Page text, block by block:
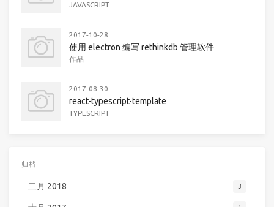
JAVASCRIPT
2017-10-28
使用 electron 编写 rethinkdb 管理软件
作品
2017-08-30
react-typescript-template
TYPESCRIPT
归档
二月 2018 3